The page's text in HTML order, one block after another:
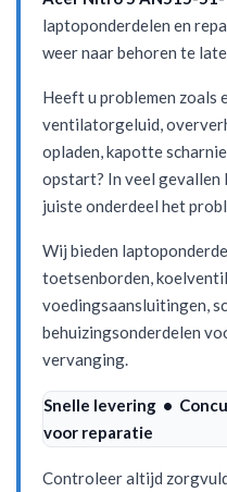
laptoponderdelen en
weer naar behoren te
Heeft u problemen zoals
ventilatorgeluid,
opladen, kapotte
opstart? In veel gevallen
juiste onderdeel het
Wij bieden
toetsenborden,
voedingsaansluitingen,
behuizingsonderdelen
vervanging.
Snelle levering •
voor reparatie
Controleer altijd